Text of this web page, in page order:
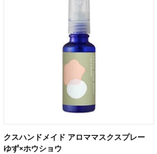
クスハンドメイド アロママスクスプレー
ゆず×ホウショウ